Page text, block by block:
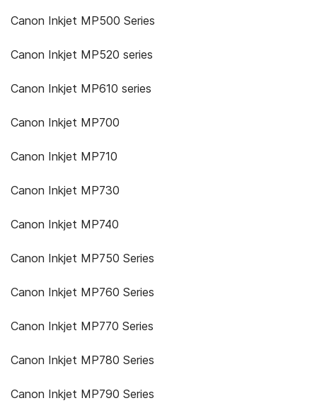
Canon Inkjet MP500 Series
Canon Inkjet MP520 series
Canon Inkjet MP610 series
Canon Inkjet MP700
Canon Inkjet MP710
Canon Inkjet MP730
Canon Inkjet MP740
Canon Inkjet MP750 Series
Canon Inkjet MP760 Series
Canon Inkjet MP770 Series
Canon Inkjet MP780 Series
Canon Inkjet MP790 Series